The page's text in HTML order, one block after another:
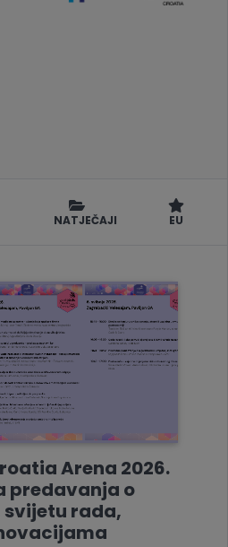
NATJEČAJI EU
Arena 2026.
predavanja o
rada,